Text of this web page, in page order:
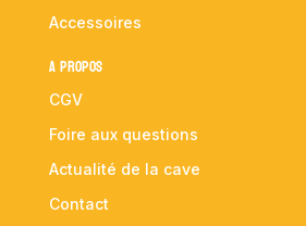
Accessoires
A propos
CGV
Foire aux questions
Actualité de la cave
Contact